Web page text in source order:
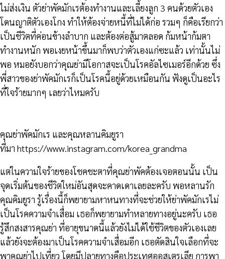
ไม่ส่งเงิน ตัวย่าพัคมักเรต้องทำงานและเลี้ยงลูก 3 คนด้วยตัวเอง
โดนญาติตัวเองโกง ทำให้ต้องจ่ายหนี้ที่ไม่ได้ก่อ รวมๆ ก็คือเรียกว่า
เป็นชีวิตที่ค่อนข้างลำบาก และต้องต่อสู้มาตลอด ก้มหน้าก้มตา
ทำงานหนัก พอเงยหน้าขึ้นมาก็พบว่าตัวเองแก่ซะแล้ว เท่านั้นไม่
พอ หมอยังบอกว่าคุณย่ามีโอกาสจะเป็นโรคอัลไซเมอร์อีกด้วย ซึ่ง
พี่สาวของย่าพัคมักเรก็เป็นโรคนี้อยู่ด้วยเหมือนกัน ฟังดูเป็นอะไร
ที่ใจร้ายมากๆ เลยว่าไหมครับ
คุณย่าพัคมักเร และคุณหลานคิมยูรา
ที่มา https://www.instagram.com/korea_grandma
แต่ในความใจร้ายของโชคชะตาที่คุณย่าพัคต้องเจอตอนนั้น เป็น
จุดเริ่มต้นของชีวิตใหม่อันสุดจะคาดเดาเลยละครับ พอหลานรัก
คุณคิมยูรา รู้เรื่องนี้ก็พยายามหาหนทางที่จะช่วยให้ย่าพัคมักเรไม่
เป็นโรคความจำเสื่อม เธอก็พยายามทำหลายทางอยู่นะครับ เธอ
รู้สึกสงสารคุณย่า ที่อายุขนาดนี้แล้วยังไม่ได้ใช้ชีวิตของตัวเองเลย
แล้วยังจะต้องมาเป็นโรคความจำเสื่อมอีก เธอตัดสินใจเลือกที่จะ
พาคุณย่าไปเที่ยว โดยมีปลายทางคือประเทศออสเตรเลีย การพา